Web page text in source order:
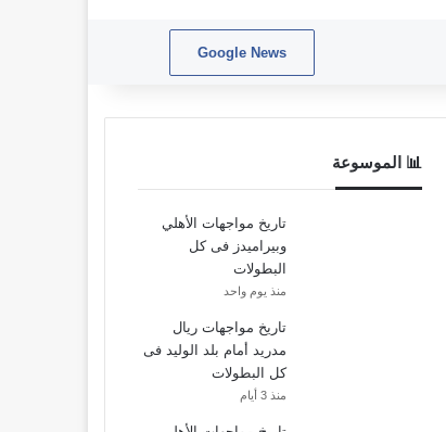
Google News
📊 الموسوعة
تاريخ مواجهات الأهلي
وبيراميدز فى كل
البطولات
منذ يوم واحد
تاريخ مواجهات ريال
مدريد أمام بلد الوليد فى
كل البطولات
منذ 3 أيام